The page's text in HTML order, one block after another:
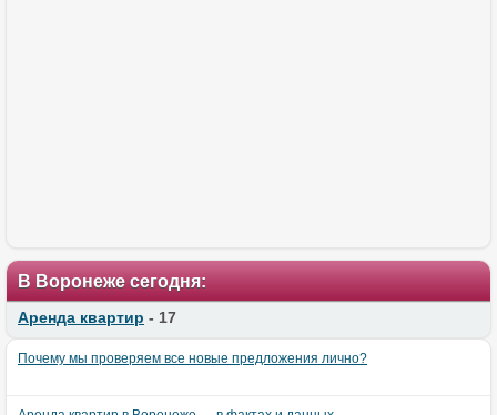
В Воронеже сегодня:
Аренда квартир - 17
Почему мы проверяем все новые предложения лично?